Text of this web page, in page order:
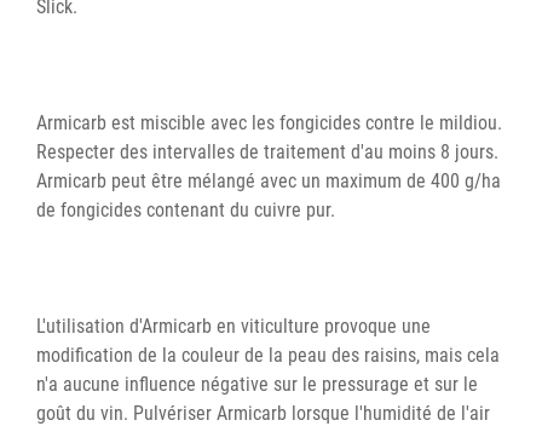
Slick.
Armicarb est miscible avec les fongicides contre le mildiou.
Respecter des intervalles de traitement d'au moins 8 jours.
Armicarb peut être mélangé avec un maximum de 400 g/ha
de fongicides contenant du cuivre pur.
L'utilisation d'Armicarb en viticulture provoque une
modification de la couleur de la peau des raisins, mais cela
n'a aucune influence négative sur le pressurage et sur le
goût du vin. Pulvériser Armicarb lorsque l'humidité de l'air